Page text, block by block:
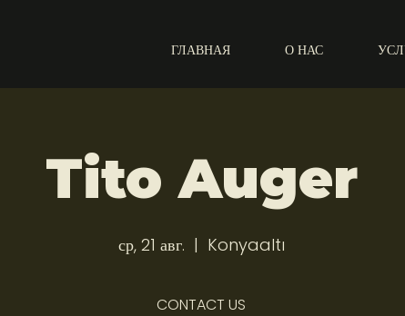
ГЛАВНАЯ О НАС
Tito Auger
ср, 21 авг.
  |
Konyaaltı
CONTACT US